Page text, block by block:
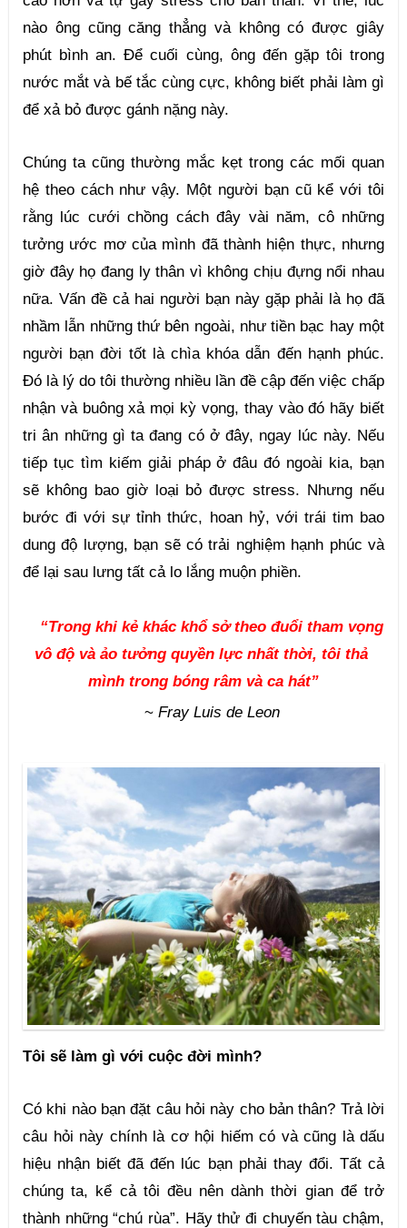
nào ông cũng căng thẳng và không có được giây
phút bình an. Để cuối cùng, ông đến gặp tôi trong
nước mắt và bế tắc cùng cực, không biết phải làm gì
để xả bỏ được gánh nặng này.
Chúng ta cũng thường mắc kẹt trong các mối quan
hệ theo cách như vậy. Một người bạn cũ kể với tôi
rằng lúc cưới chồng cách đây vài năm, cô những
tưởng ước mơ của mình đã thành hiện thực, nhưng
giờ đây họ đang ly thân vì không chịu đựng nổi nhau
nữa. Vấn đề cả hai người bạn này gặp phải là họ đã
nhầm lẫn những thứ bên ngoài, như tiền bạc hay một
người bạn đời tốt là chìa khóa dẫn đến hạnh phúc.
Đó là lý do tôi thường nhiều lần đề cập đến việc chấp
nhận và buông xả mọi kỳ vọng, thay vào đó hãy biết
tri ân những gì ta đang có ở đây, ngay lúc này. Nếu
tiếp tục tìm kiếm giải pháp ở đâu đó ngoài kia, bạn
sẽ không bao giờ loại bỏ được stress. Nhưng nếu
bước đi với sự tỉnh thức, hoan hỷ, với trái tim bao
dung độ lượng, bạn sẽ có trải nghiệm hạnh phúc và
để lại sau lưng tất cả lo lắng muộn phiền.
“Trong khi kẻ khác khổ sở theo đuổi tham vọng
vô độ và ảo tưởng quyền lực nhất thời, tôi thả
mình trong bóng râm và ca hát”
~ Fray Luis de Leon
Tôi sẽ làm gì với cuộc đời mình?
Có khi nào bạn đặt câu hỏi này cho bản thân? Trả lời
câu hỏi này chính là cơ hội hiếm có và cũng là dấu
hiệu nhận biết đã đến lúc bạn phải thay đổi. Tất cả
chúng ta, kể cả tôi đều nên dành thời gian để trở
thành những “chú rùa”. Hãy thử đi chuyến tàu chậm,